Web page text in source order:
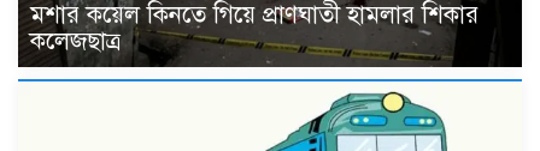
মশার কয়েল কিনতে গিয়ে প্রাণঘাতী হামলার শিকার
কলেজছাত্র